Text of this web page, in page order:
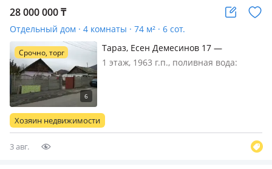
28 000 000₸
Отдельный дом · 4 комнаты · 74 м² · 6 сот.
Срочно, торг
Тараз, Есен Демесинов 17 —
Оритервка ПО улица Ташкентская
1 этаж, 1963 г.п., поливная вода:
жүрген жандар өтіп кетіңдер маза
алмай егер саған жер керек болс…
Хозяин недвижимости
3 авг.